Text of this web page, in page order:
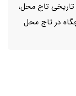
تاریخی تاج محل،
در تاج محل